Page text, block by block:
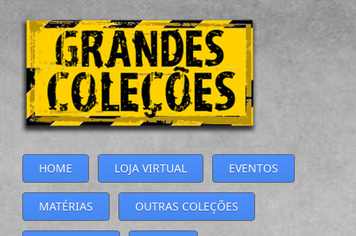
HOME LOJA VIRTUAL EVENTOS
MATÉRIAS OUTRAS COLEÇÕES